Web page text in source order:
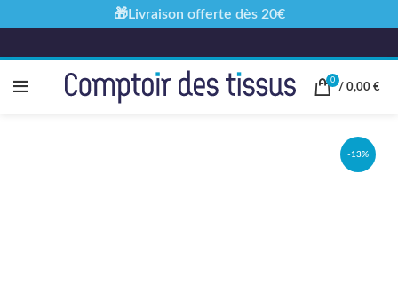
0
/ 0,00 €
-13%
🎁Livraison offerte dès 20€